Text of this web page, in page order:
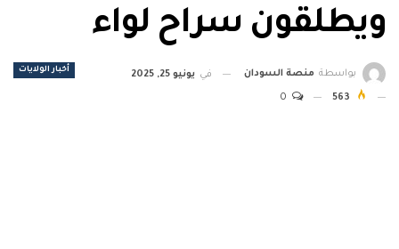
ويطلقون سراح لواء
أخبار الولايات بواسطة منصة السودان في يونيو 25, 2025
563